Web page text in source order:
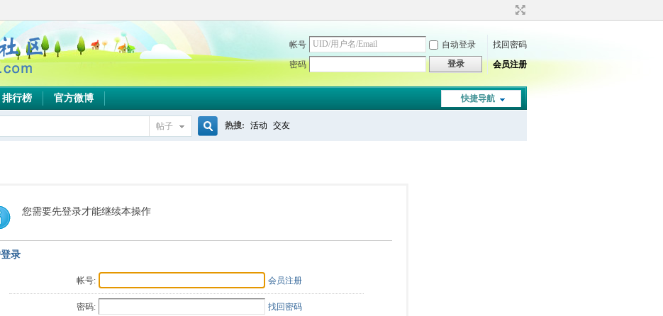
帐号 自动登录
找回密码
密码
登录 会员注册
快捷导航
排行榜 官方微博
帖子 热搜: 活动 交友
您需要先登录才能继续本操作
录
帐号: 会员注册
密码: 找回密码